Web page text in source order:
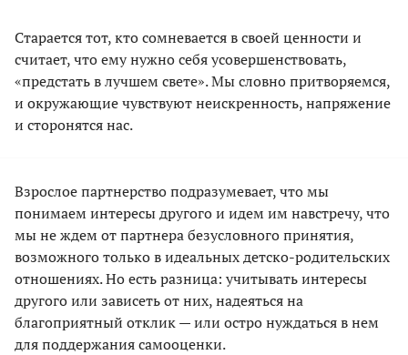
Старается тот, кто сомневается в своей ценности и
считает, что ему нужно себя усовершенствовать,
«предстать в лучшем свете». Мы словно притворяемся,
и окружающие чувствуют неискренность, напряжение
и сторонятся нас.
Взрослое партнерство подразумевает, что мы
понимаем интересы другого и идем им навстречу, что
мы не ждем от партнера безусловного принятия,
возможного только в идеальных детско-родительских
отношениях. Но есть разница: учитывать интересы
другого или зависеть от них, надеяться на
благоприятный отклик — или остро нуждаться в нем
для поддержания самооценки.